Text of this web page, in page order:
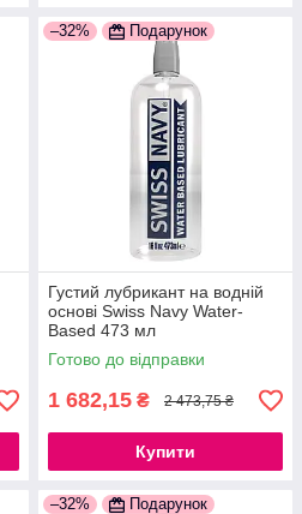
–32% Подарунок
Густий лубрикант на водній
основі Swiss Navy Water-
Based 473 мл
777Store.com.ua
Готово до відправки
1 682,15 ₴ 2 473,75 ₴
Купити
–32% Подарунок